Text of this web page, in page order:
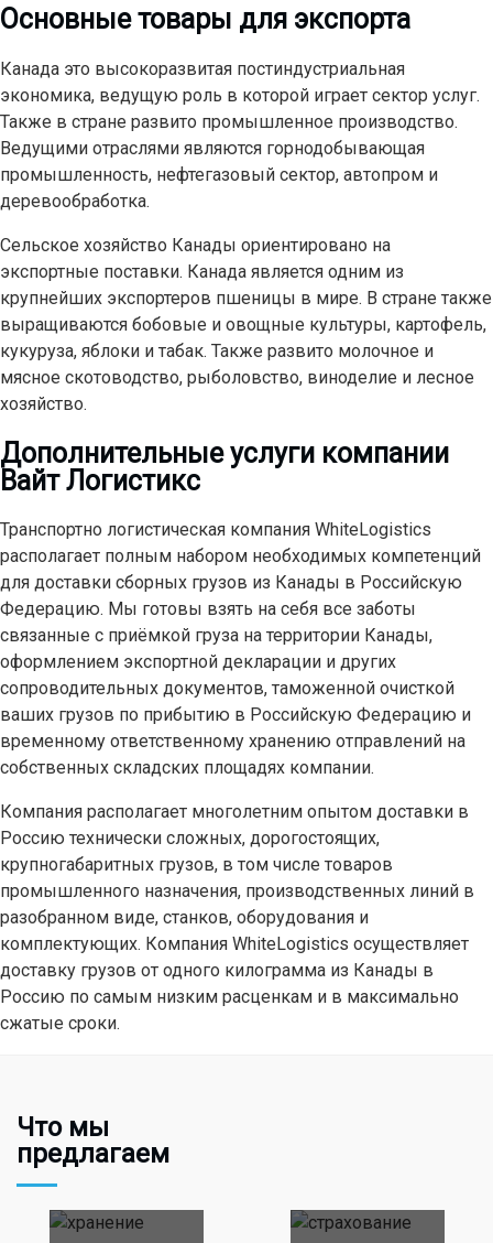
Основные товары для экспорта
Канада это высокоразвитая постиндустриальная
экономика, ведущую роль в которой играет сектор услуг.
Также в стране развито промышленное производство.
Ведущими отраслями являются горнодобывающая
промышленность, нефтегазовый сектор, автопром и
деревообработка.
Сельское хозяйство Канады ориентировано на
экспортные поставки. Канада является одним из
крупнейших экспортеров пшеницы в мире. В стране также
выращиваются бобовые и овощные культуры, картофель,
кукуруза, яблоки и табак. Также развито молочное и
мясное скотоводство, рыболовство, виноделие и лесное
хозяйство.
Дополнительные услуги компании
Вайт Логистикс
Транспортно логистическая компания WhiteLogistics
располагает полным набором необходимых компетенций
для доставки сборных грузов из Канады в Российскую
Федерацию. Мы готовы взять на себя все заботы
связанные с приёмкой груза на территории Канады,
оформлением экспортной декларации и других
сопроводительных документов, таможенной очисткой
ваших грузов по прибытию в Российскую Федерацию и
временному ответственному хранению отправлений на
собственных складских площадях компании.
Компания располагает многолетним опытом доставки в
Россию технически сложных, дорогостоящих,
крупногабаритных грузов, в том числе товаров
промышленного назначения, производственных линий в
разобранном виде, станков, оборудования и
комплектующих. Компания WhiteLogistics осуществляет
доставку грузов от одного килограмма из Канады в
Россию по самым низким расценкам и в максимально
сжатые сроки.
Что мы
предлагаем